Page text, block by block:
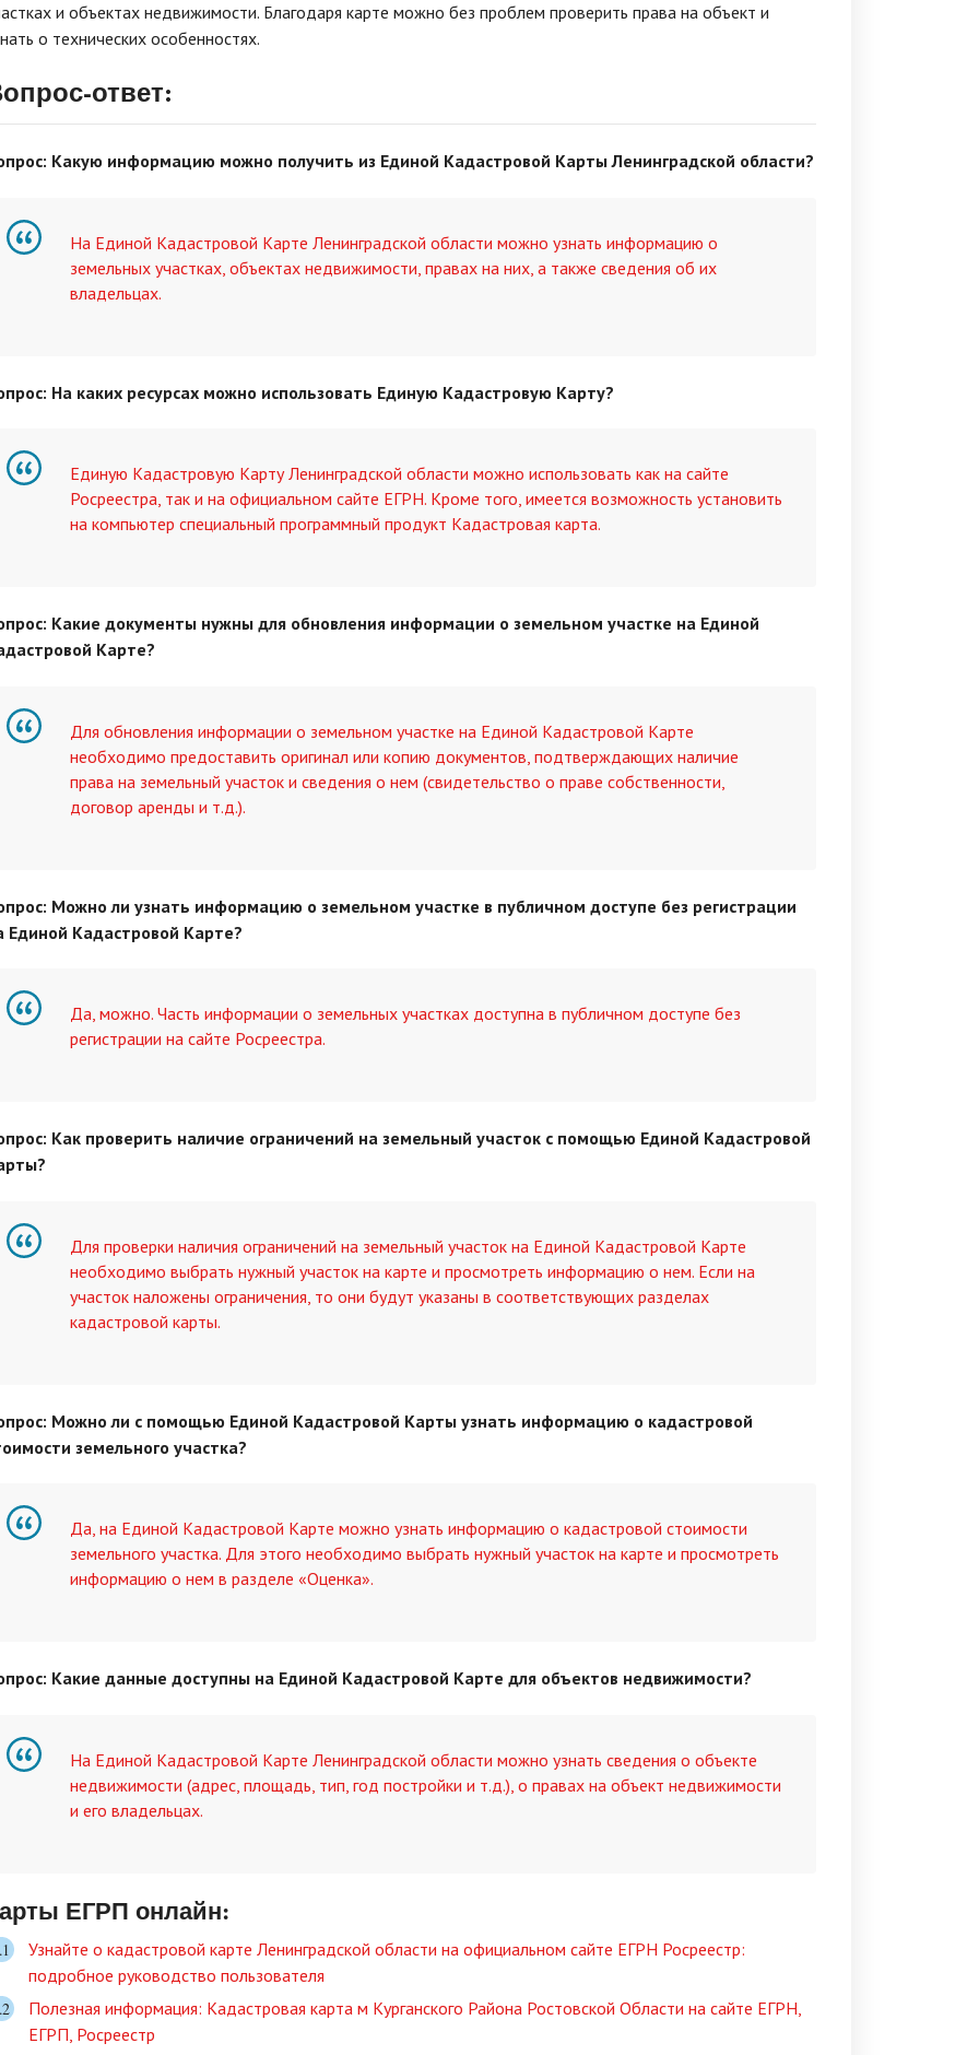
и объектах недвижимости. Благодаря карте можно без проблем проверить права на объект и
о технических особенностях.
ответ:
Какую информацию можно получить из Единой Кадастровой Карты Ленинградской области?
На Единой Кадастровой Карте Ленинградской области можно узнать информацию о
земельных участках, объектах недвижимости, правах на них, а также сведения об их
владельцах.
На каких ресурсах можно использовать Единую Кадастровую Карту?
Единую Кадастровую Карту Ленинградской области можно использовать как на сайте
Росреестра, так и на официальном сайте ЕГРН. Кроме того, имеется возможность установить
на компьютер специальный программный продукт Кадастровая карта.
Какие документы нужны для обновления информации о земельном участке на Единой
Карте?
Для обновления информации о земельном участке на Единой Кадастровой Карте
необходимо предоставить оригинал или копию документов, подтверждающих наличие
права на земельный участок и сведения о нем (свидетельство о праве собственности,
договор аренды и т.д.).
Можно ли узнать информацию о земельном участке в публичном доступе без регистрации
Единой Кадастровой Карте?
Да, можно. Часть информации о земельных участках доступна в публичном доступе без
регистрации на сайте Росреестра.
Как проверить наличие ограничений на земельный участок с помощью Единой Кадастровой
Для проверки наличия ограничений на земельный участок на Единой Кадастровой Карте
необходимо выбрать нужный участок на карте и просмотреть информацию о нем. Если на
участок наложены ограничения, то они будут указаны в соответствующих разделах
кадастровой карты.
Можно ли с помощью Единой Кадастровой Карты узнать информацию о кадастровой
земельного участка?
Да, на Единой Кадастровой Карте можно узнать информацию о кадастровой стоимости
земельного участка. Для этого необходимо выбрать нужный участок на карте и просмотреть
информацию о нем в разделе «Оценка».
Какие данные доступны на Единой Кадастровой Карте для объектов недвижимости?
На Единой Кадастровой Карте Ленинградской области можно узнать сведения о объекте
недвижимости (адрес, площадь, тип, год постройки и т.д.), о правах на объект недвижимости
и его владельцах.
ЕГРП онлайн:
Узнайте о кадастровой карте Ленинградской области на официальном сайте ЕГРН Росреестр:
подробное руководство пользователя
Полезная информация: Кадастровая карта м Курганского Района Ростовской Области на сайте ЕГРН,
ЕГРП, Росреестр